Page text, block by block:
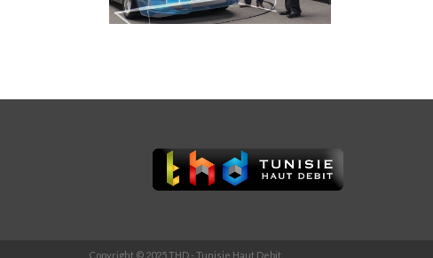
Copyright © 2025 THD - Tunisie Haut Debit.